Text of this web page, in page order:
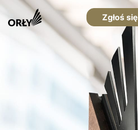
Zgłoś się